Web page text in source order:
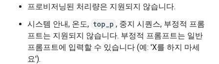
프로비저닝된 처리량은 지원되지 않습니다.
시스템 안내, 온도, top_p , 중지 시퀀스, 부정적 프롬
프트는 지원되지 않습니다. 부정적 프롬프트는 일반
프롬프트에 입력할 수 있습니다 (예: 'X를 하지 마세
요').